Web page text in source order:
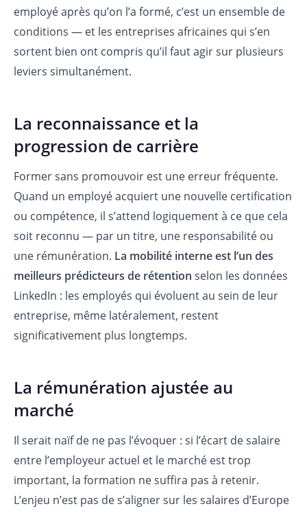
employé après qu’on l’a formé, c’est un ensemble de
conditions — et les entreprises africaines qui s’en
sortent bien ont compris qu’il faut agir sur plusieurs
leviers simultanément.
La reconnaissance et la
progression de carrière
Former sans promouvoir est une erreur fréquente.
Quand un employé acquiert une nouvelle certification
ou compétence, il s’attend logiquement à ce que cela
soit reconnu — par un titre, une responsabilité ou
une rémunération. La mobilité interne est l’un des
meilleurs prédicteurs de rétention selon les données
LinkedIn : les employés qui évoluent au sein de leur
entreprise, même latéralement, restent
significativement plus longtemps.
La rémunération ajustée au
marché
Il serait naïf de ne pas l’évoquer : si l’écart de salaire
entre l’employeur actuel et le marché est trop
important, la formation ne suffira pas à retenir.
L’enjeu n’est pas de s’aligner sur les salaires d’Europe